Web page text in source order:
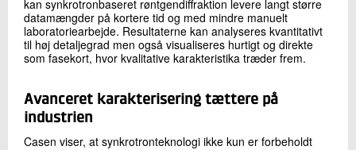
kan synkrotronbaseret røntgendiffraktion levere langt større
datamængder på kortere tid og med mindre manuelt
laboratoriearbejde. Resultaterne kan analyseres kvantitativt
til høj detaljegrad men også visualiseres hurtigt og direkte
som fasekort, hvor kvalitative karakteristika træder frem.
Avanceret karakterisering tættere på
industrien
Casen viser, at synkrotronteknologi ikke kun er forbeholdt